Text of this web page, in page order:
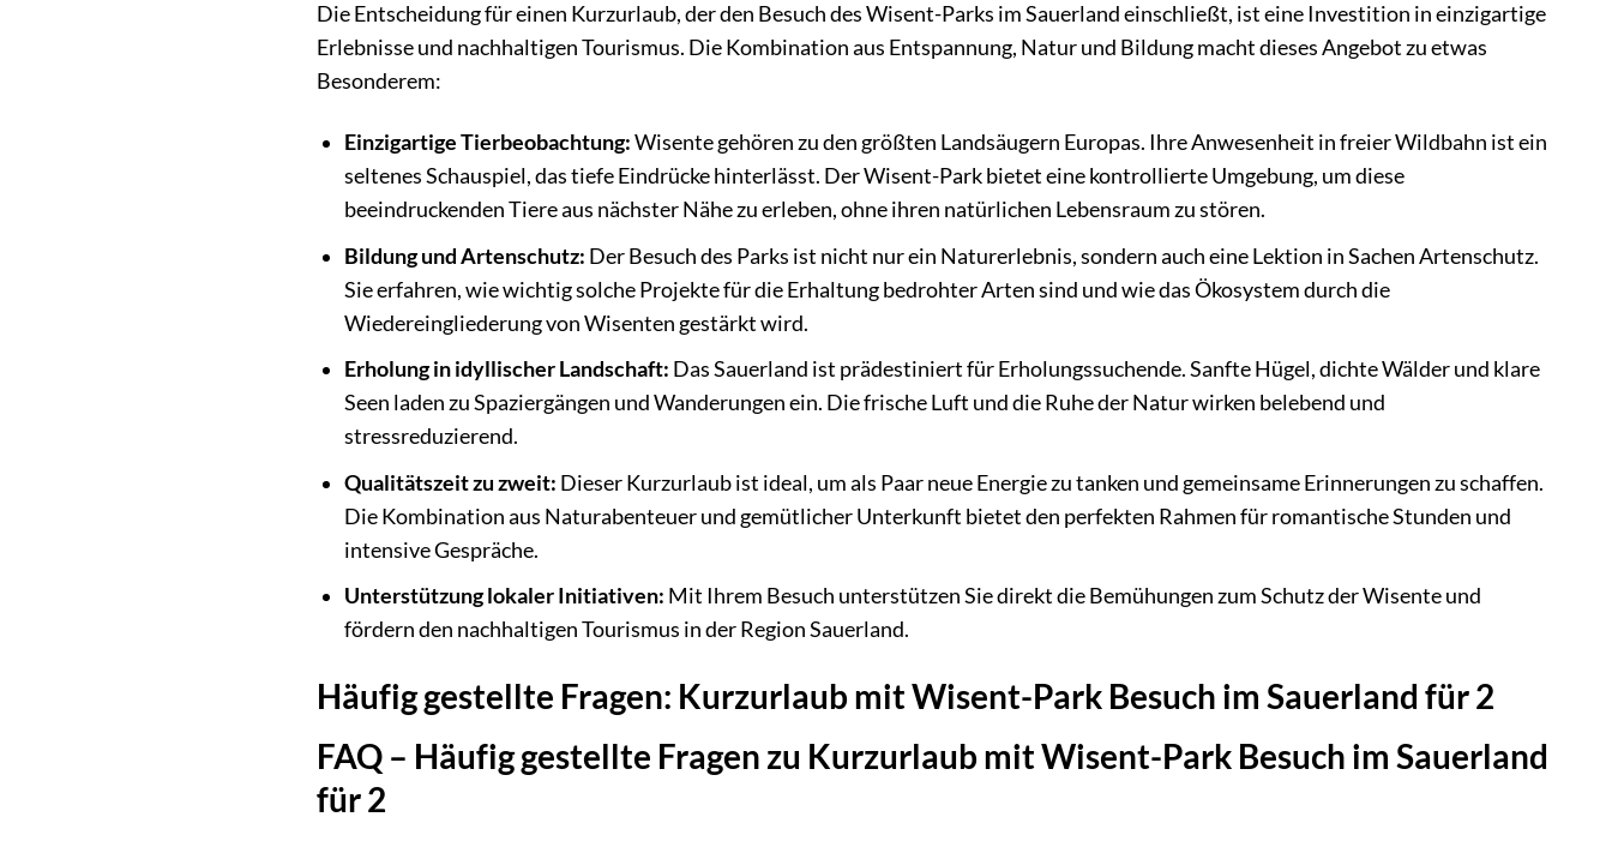
Die Entscheidung für einen Kurzurlaub, der den Besuch des Wisent-Parks im Sauerland einschließt, ist eine Investition in einzigartige
Erlebnisse und nachhaltigen Tourismus. Die Kombination aus Entspannung, Natur und Bildung macht dieses Angebot zu etwas
Besonderem:
Einzigartige Tierbeobachtung:Wisente gehören zu den größten Landsäugern Europas. Ihre Anwesenheit in freier Wildbahn ist ein
seltenes Schauspiel, das tiefe Eindrücke hinterlässt. Der Wisent-Park bietet eine kontrollierte Umgebung, um diese
beeindruckenden Tiere aus nächster Nähe zu erleben, ohne ihren natürlichen Lebensraum zu stören.
Bildung und Artenschutz: Der Besuch des Parks ist nicht nur ein Naturerlebnis, sondern auch eine Lektion in Sachen Artenschutz.
Sie erfahren, wie wichtig solche Projekte für die Erhaltung bedrohter Arten sind und wie das Ökosystem durch die
Wiedereingliederung von Wisenten gestärkt wird.
Erholung in idyllischer Landschaft: Das Sauerland ist prädestiniert für Erholungssuchende. Sanfte Hügel, dichte Wälder und klare
Seen laden zu Spaziergängen und Wanderungen ein. Die frische Luft und die Ruhe der Natur wirken belebend und
stressreduzierend.
Qualitätszeit zu zweit: Dieser Kurzurlaub ist ideal, um als Paar neue Energie zu tanken und gemeinsame Erinnerungen zu schaffen.
Die Kombination aus Naturabenteuer und gemütlicher Unterkunft bietet den perfekten Rahmen für romantische Stunden und
intensive Gespräche.
Unterstützung lokaler Initiativen: Mit Ihrem Besuch unterstützen Sie direkt die Bemühungen zum Schutz der Wisente und
fördern den nachhaltigen Tourismus in der Region Sauerland.
Häufig gestellte Fragen: Kurzurlaub mit Wisent-Park Besuch im Sauerland für 2
FAQ – Häufig gestellte Fragen zu Kurzurlaub mit Wisent-Park Besuch im Sauerland
für 2